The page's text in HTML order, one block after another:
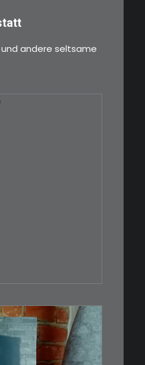
und andere seltsame